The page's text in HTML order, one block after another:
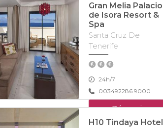
Gran Melia Palacio
de Isora Resort &
Spa
Santa Cruz De
Tenerife
24h/7
003492286 9000
Découvrir
H10 Tindaya Hotel